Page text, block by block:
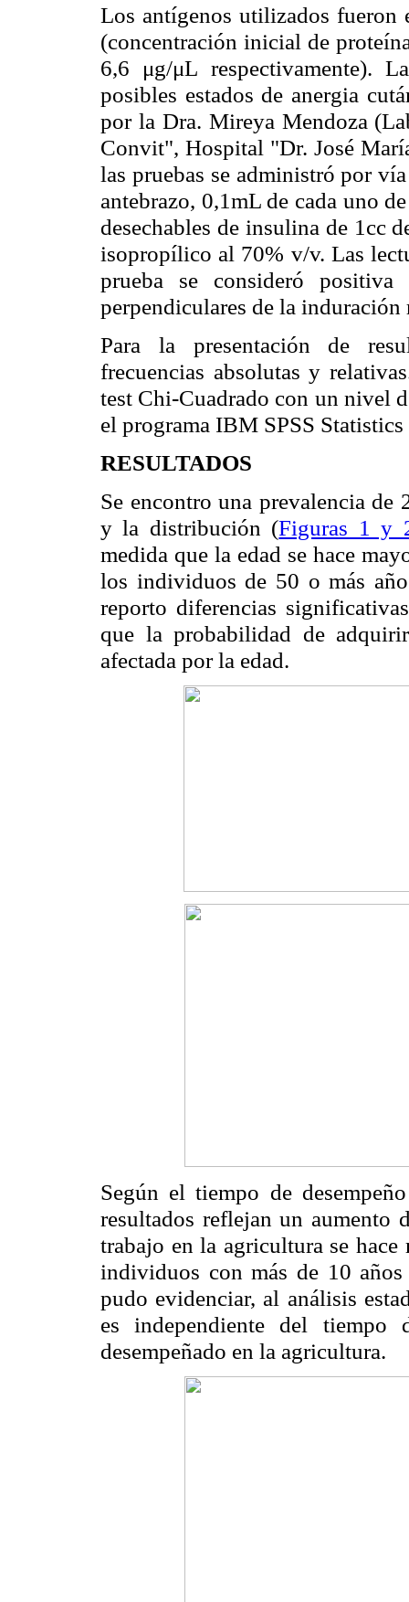
Los antígenos utilizados
(concentración inicial de
6,6 μg/μL respectivamente).
posibles estados de anergia
por la Dra. Mireya Mendoza
Convit", Hospital "Dr. José
las pruebas se administró por
antebrazo, 0,1mL de cada uno
desechables de insulina de 1cc
isopropílico al 70% v/v. Las
prueba se consideró
perpendiculares de la
Para la presentación de
frecuencias absolutas y
test Chi-Cuadrado con un nivel
el programa IBM SPSS
RESULTADOS
Se encontro una prevalencia
y la distribución (Figuras 1 y
medida que la edad se hace
los individuos de 50 o más
reporto diferencias
que la probabilidad de
afectada por la edad.
Según el tiempo de
resultados reflejan un aumento
trabajo en la agricultura se
individuos con más de 10
pudo evidenciar, al análisis
es independiente del
desempeñado en la agricultura.